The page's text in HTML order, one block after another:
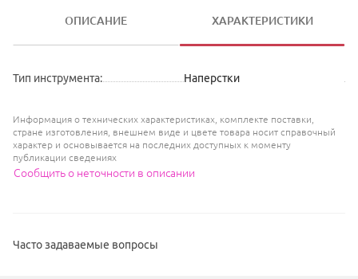
ОПИСАНИЕ ХАРАКТЕРИСТИКИ
Тип инструмента: Наперстки
Информация о технических характеристиках, комплекте поставки,
стране изготовления, внешнем виде и цвете товара носит справочный
характер и основывается на последних доступных к моменту
публикации сведениях
Сообщить о неточности в описании
Часто задаваемые вопросы